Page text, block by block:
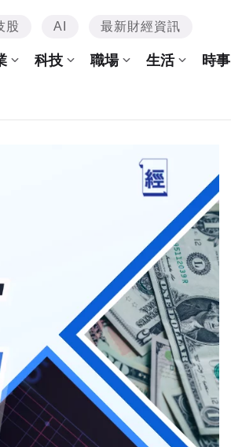
股 AI 最新財經資訊
科技 職場 生活 時事